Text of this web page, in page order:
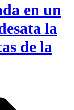
en un
la
de la